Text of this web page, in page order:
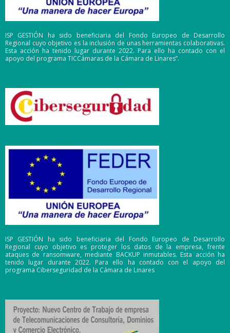
ISP GESTIÓN ha sido beneficiaria del Fondo Europeo de Desarrollo
Regional cuyo objetivo es la inclusión de unas herramientas colaborativas.
Esta acción ha tenido lugar durante 2022. Para ello ha contado con el
apoyo del programa TICCámaras de la Cámara de Linares”.
ISP GESTIÓN ha sido beneficiaria del Fondo Europeo de Desarrollo
Regional cuyo objetivo es proteger los datos de la empresa, frente
ataques de ransomware, mediante BACKUP inmutables. Esta acción ha
tenido lugar durante 2022. Para ello ha contado con el apoyo del
programa Ciberseguridad de la Cámara de Linares